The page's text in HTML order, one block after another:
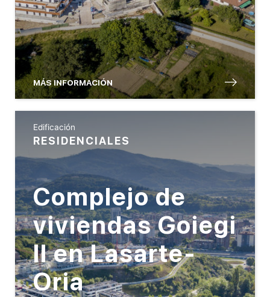
MÁS INFORMACIÓN
Edificación
RESIDENCIALES
Complejo de
viviendas Goiegi
II en Lasarte-
Oria